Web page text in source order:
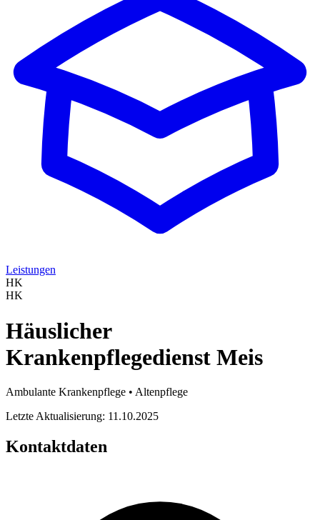
Leistungen
HK
HK
Häuslicher
Krankenpflegedienst Meis
Ambulante Krankenpflege • Altenpflege
Letzte Aktualisierung: 11.10.2025
Kontaktdaten